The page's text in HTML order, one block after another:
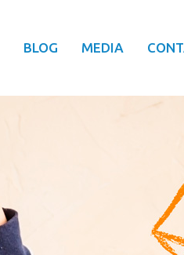
BLOG MEDIA